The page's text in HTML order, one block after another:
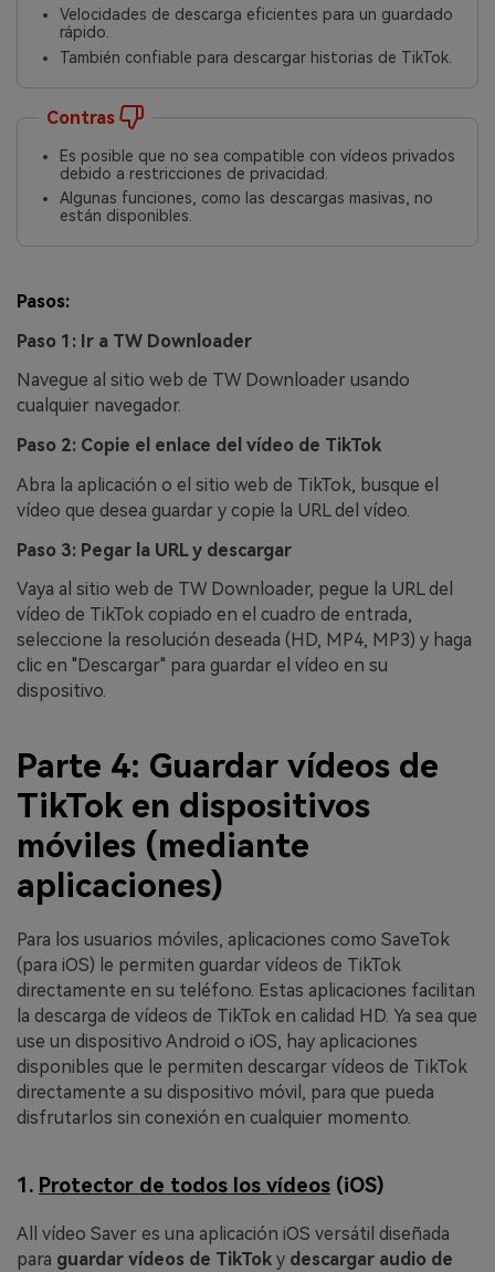
Velocidades de descarga eficientes para un guardado
rápido.
También confiable para descargar historias de TikTok.
Contras
Es posible que no sea compatible con vídeos privados
debido a restricciones de privacidad.
Algunas funciones, como las descargas masivas, no
están disponibles.
Pasos:
Paso 1: Ir a TW Downloader
Navegue al sitio web de TW Downloader usando
cualquier navegador.
Paso 2: Copie el enlace del vídeo de TikTok
Abra la aplicación o el sitio web de TikTok, busque el
vídeo que desea guardar y copie la URL del vídeo.
Paso 3: Pegar la URL y descargar
Vaya al sitio web de TW Downloader, pegue la URL del
vídeo de TikTok copiado en el cuadro de entrada,
seleccione la resolución deseada (HD, MP4, MP3) y haga
clic en "Descargar" para guardar el vídeo en su
dispositivo.
Parte 4: Guardar vídeos de
TikTok en dispositivos
móviles (mediante
aplicaciones)
Para los usuarios móviles, aplicaciones como SaveTok
(para iOS) le permiten guardar vídeos de TikTok
directamente en su teléfono. Estas aplicaciones facilitan
la descarga de vídeos de TikTok en calidad HD. Ya sea que
use un dispositivo Android o iOS, hay aplicaciones
disponibles que le permiten descargar vídeos de TikTok
directamente a su dispositivo móvil, para que pueda
disfrutarlos sin conexión en cualquier momento.
1. Protector de todos los vídeos (iOS)
All vídeo Saver es una aplicación iOS versátil diseñada
para guardar vídeos de TikTok y descargar audio de